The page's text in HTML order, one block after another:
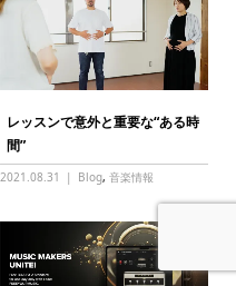
レッスンで意外と重要な“ある時
間”
2021.08.31 Blog,音楽情報